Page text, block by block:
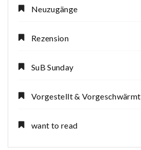
Neuzugänge
Rezension
SuB Sunday
Vorgestellt & Vorgeschwärmt
want to read